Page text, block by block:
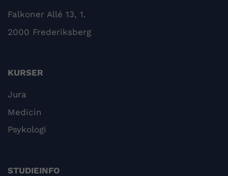
Falkoner Allé 13, 1.
2000 Frederiksberg
KURSER
Jura
Medicin
Psykologi
STUDIEINFO